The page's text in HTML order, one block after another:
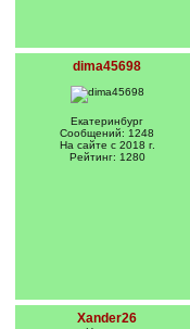
dima45698
Екатеринбург
Сообщений: 1248
На сайте с 2018 г.
Рейтинг: 1280
Xander26